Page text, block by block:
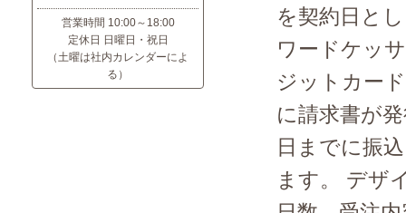
を契約日と
ワードケッ
ジットカー
に請求書が
日までに振
ます。 デザ
営業時間 10:00～18:00
定休日 日曜日・祝日
（土曜は社内カレンダーによ
る）